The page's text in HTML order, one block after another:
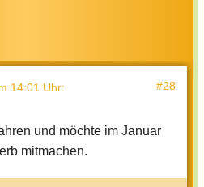
14:01 Uhr: #28
und möchte im Januar
mitmachen.